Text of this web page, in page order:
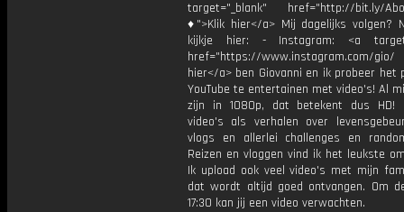
target="_blank" href="http://bit.ly/
♦">Klik hier</a> Mij dagelijks volgen?
kijkje hier: - Instagram: <a
href="https://www.instagram.com/
hier</a> ben Giovanni en ik probeer het
YouTube te entertainen met video's! Al
zijn in 1080p, dat betekent dus HD!
video's als verhalen over
vlogs en allerlei challenges en
Reizen en vloggen vind ik het leukste
Ik upload ook veel video's met mijn
dat wordt altijd goed ontvangen. Om
17:30 kan jij een video verwachten.